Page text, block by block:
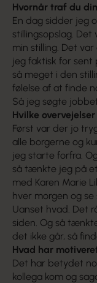
Hvornår traf du
En dag sidder jeg
stillingsopslag.
min stilling. Det
jeg faktisk for
så meget i den
følelse af at finde
Så jeg søgte
Hvilke
Først var der jo
alle borgerne og
jeg starte forfra.
så tænkte jeg på
med Karen Marie
hver morgen og
Uanset hvad. Det
siden. Og så
det ikke går, så
Hvad har
Det har betydet
kollega kom og